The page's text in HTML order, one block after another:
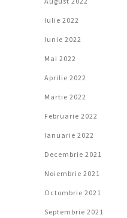
Iulie 2022
Iunie 2022
Mai 2022
Aprilie 2022
Martie 2022
Februarie 2022
Ianuarie 2022
Decembrie 2021
Noiembrie 2021
Octombrie 2021
Septembrie 2021